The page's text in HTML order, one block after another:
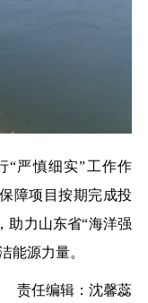
严慎细实”工作作
障项目按期完成投
助力山东省“海洋强
能源力量。
任编辑：沈馨蕊